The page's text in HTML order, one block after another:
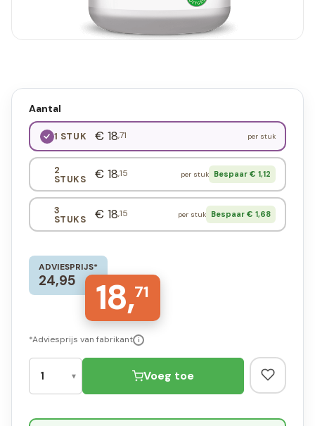
Aantal
1 STUK € 18,71 per stuk
2
STUKS € 18,15 per stuk Bespaar € 1,12
3
STUKS € 18,15 per stuk Bespaar € 1,68
ADVIESPRIJS*
24,95 18,71
*Adviesprijs van fabrikant i
Voeg toe